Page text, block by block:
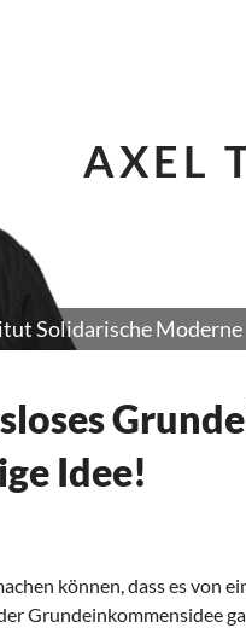
AXEL
Solidarische Moderne
Idee!
können, dass es von
Grundeinkommensidee